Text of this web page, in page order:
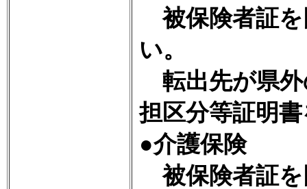
被保険者証を
い。
転出先が県外
担区分等証明
●介護保険
被保険者証を